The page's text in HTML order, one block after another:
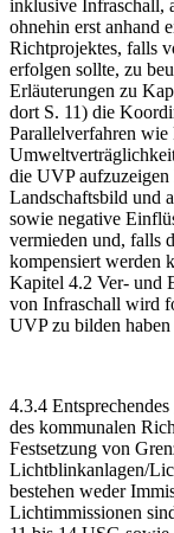
inklusive Infra­schall,
ohnehin erst anhand
Richtprojektes, falls
erfolgen sollte, zu
Erläuterungen zu
dort S. 11) die
Parallelverfahren
die UVP
Landschaftsbild und
sowie negative
vermieden und, falls
kompensiert werden
Kapitel 4.2 Ver- und
von Infraschall wird
UVP zu bilden
4.3.4
des kommunalen
Festsetzung von
Lichtblinkanlagen/
bestehen weder
Lichtimmissionen